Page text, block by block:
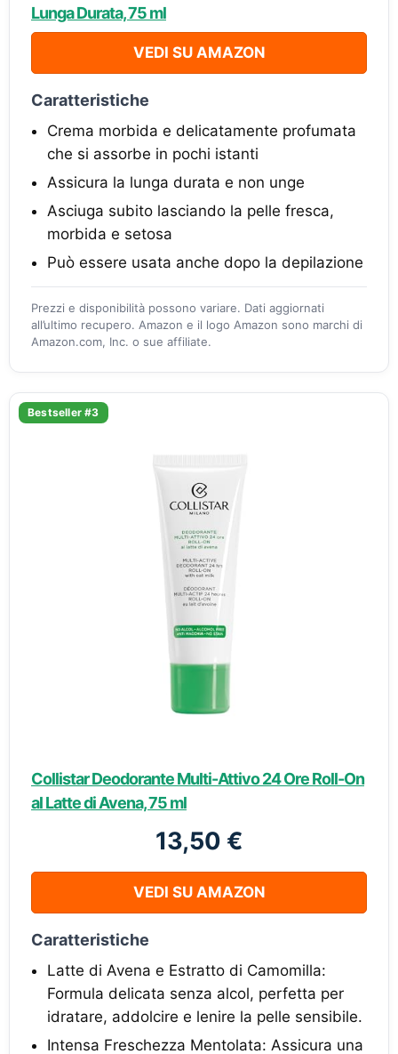
Lunga Durata, 75 ml
VEDI SU AMAZON
Caratteristiche
Crema morbida e delicatamente profumata
che si assorbe in pochi istanti
Assicura la lunga durata e non unge
Asciuga subito lasciando la pelle fresca,
morbida e setosa
Può essere usata anche dopo la depilazione
Prezzi e disponibilità possono variare. Dati aggiornati
all’ultimo recupero. Amazon e il logo Amazon sono marchi di
Amazon.com, Inc. o sue affiliate.
Bestseller #3
Collistar Deodorante Multi-Attivo 24 Ore Roll-On
al Latte di Avena, 75 ml
13,50 €
VEDI SU AMAZON
Caratteristiche
Latte di Avena e Estratto di Camomilla:
Formula delicata senza alcol, perfetta per
idratare, addolcire e lenire la pelle sensibile.
Intensa Freschezza Mentolata: Assicura una